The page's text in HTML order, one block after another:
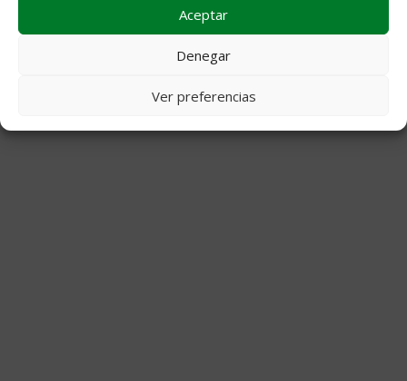
Aceptar
Denegar
Ver preferencias
© 2026 Decoraciones Campos GeneratePress